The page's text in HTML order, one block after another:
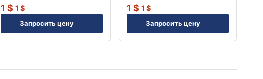
TJ20BD
1 $ 1 $
Запросить цену
TJ140BD
1 $ 1 $
Запросить цену